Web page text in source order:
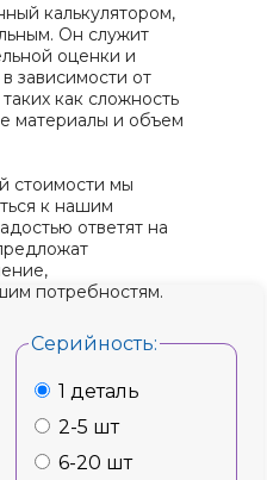
Серийность:
1 деталь
2-5 шт
6-20 шт
калькулятором,
Он служит
оценки и
зависимости от
как сложность
материалы и объем
стоимости мы
к нашим
ответят на
потребностям.